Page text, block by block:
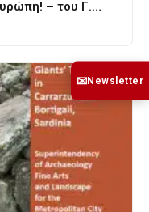
– του Γ.…
✉Newsletter